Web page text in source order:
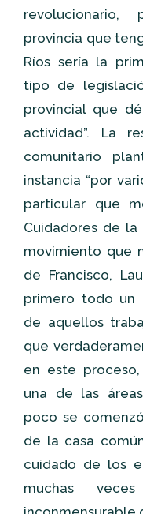
provincia que
Ríos sería la
tipo de
provincial que
actividad”. La
comunitario
instancia “por
particular que
Cuidadores de
movimiento que
de Francisco,
primero todo un
de aquellos
que
en este
una de las
poco se
de la casa
cuidado de los
muchas